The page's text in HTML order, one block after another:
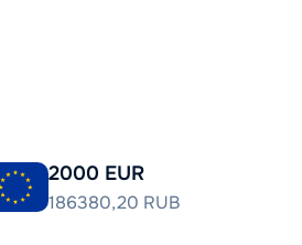
2000 EUR
186380,20 RUB